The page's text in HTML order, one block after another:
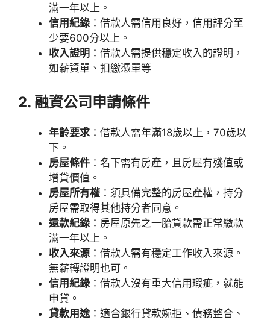
滿一年以上。
信用紀錄 ：借款人需信用良好，信用評分至
少要600分以上。
收入證明 ：借款人需提供穩定收入的證明，
如薪資單、扣繳憑單等
2. 融資公司申請條件
年齡要求 ：借款人需年滿18歲以上，70歲以
下。
房屋條件 ：名下需有房產，且房屋有殘值或
增貸價值。
房屋所有權 ：須具備完整的房屋產權，持分
房屋需取得其他持分者同意。
還款紀錄 ：房屋原先之一胎貸款需正常繳款
滿一年以上。
收入來源 ：借款人需有穩定工作收入來源。
無薪轉證明也可。
信用紀錄 ：借款人沒有重大信用瑕疵，就能
申貸。
貸款用途 ：適合銀行貸款婉拒、債務整合、